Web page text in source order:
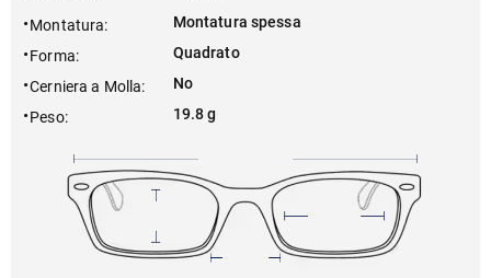
Montatura:
Montatura spessa
Forma:
Quadrato
Cerniera a Molla:
No
Peso: 19.8 g